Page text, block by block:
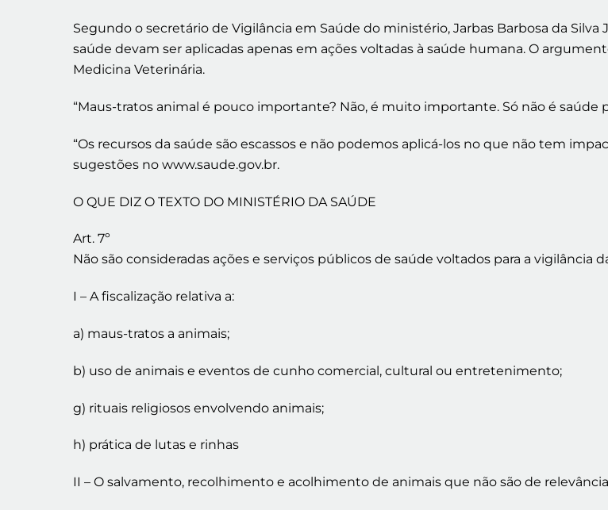
Segundo o secretário de Vigilância em Saúde do ministério, Jarbas Barbosa da
saúde devam ser aplicadas apenas em ações voltadas à saúde humana. O
Medicina Veterinária.
“Maus-tratos animal é pouco importante? Não, é muito importante. Só não é saúde
“Os recursos da saúde são escassos e não podemos aplicá-los no que não tem
sugestões no www.saude.gov.br.
O QUE DIZ O TEXTO DO MINISTÉRIO DA SAÚDE
Art. 7º
Não são consideradas ações e serviços públicos de saúde voltados para a vigilância
I – A fiscalização relativa a:
a) maus-tratos a animais;
b) uso de animais e eventos de cunho comercial, cultural ou entretenimento;
g) rituais religiosos envolvendo animais;
h) prática de lutas e rinhas
II – O salvamento, recolhimento e acolhimento de animais que não são de